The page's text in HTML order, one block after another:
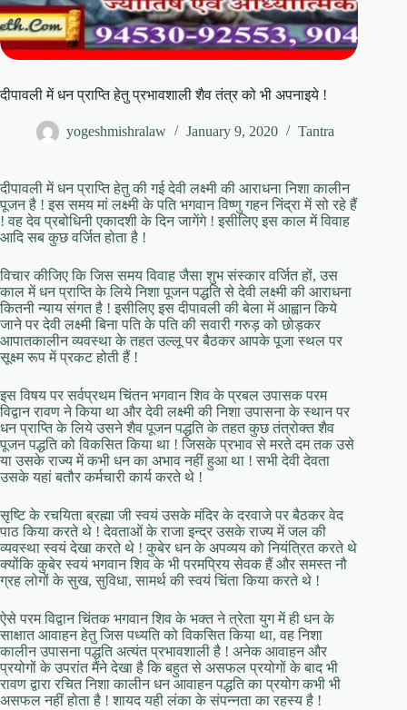
दीपावली में धन प्राप्ति हेतु प्रभावशाली शैव तंत्र को भी अपनाइये !
yogeshmishralaw January 9, 2020 Tantra
दीपावली में धन प्राप्ति हेतु की गई देवी लक्ष्मी की आराधना निशा कालीन
पूजन है ! इस समय मां लक्ष्मी के पति भगवान विष्णु गहन निंद्रा में सो रहे हैं
! वह देव प्रबोधिनी एकादशी के दिन जागेंगे ! इसीलिए इस काल में विवाह
आदि सब कुछ वर्जित होता है !
विचार कीजिए कि जिस समय विवाह जैसा शुभ संस्कार वर्जित हों, उस
काल में धन प्राप्ति के लिये निशा पूजन पद्धति से देवी लक्ष्मी की आराधना
कितनी न्याय संगत है ! इसीलिए इस दीपावली की बेला में आह्वान किये
जाने पर देवी लक्ष्मी बिना पति के पति की सवारी गरुड़ को छोड़कर
आपातकालीन व्यवस्था के तहत उल्लू पर बैठकर आपके पूजा स्थल पर
सूक्ष्म रूप में प्रकट होती हैं !
इस विषय पर सर्वप्रथम चिंतन भगवान शिव के प्रबल उपासक परम
विद्वान रावण ने किया था और देवी लक्ष्मी की निशा उपासना के स्थान पर
धन प्राप्ति के लिये उसने शैव पूजन पद्धति के तहत कुछ तंत्रोक्त शैव
पूजन पद्धति को विकसित किया था ! जिसके प्रभाव से मरते दम तक उसे
या उसके राज्य में कभी धन का अभाव नहीं हुआ था ! सभी देवी देवता
उसके यहां बतौर कर्मचारी कार्य करते थे !
सृष्टि के रचयिता ब्रह्मा जी स्वयं उसके मंदिर के दरवाजे पर बैठकर वेद
पाठ किया करते थे ! देवताओं के राजा इन्द्र उसके राज्य में जल की
व्यवस्था स्वयं देखा करते थे ! कुबेर धन के अपव्यय को नियंत्रित करते थे
क्योंकि कुबेर स्वयं भगवान शिव के भी परमप्रिय सेवक हैं और समस्त नौ
ग्रह लोगों के सुख, सुविधा, सामर्थ की स्वयं चिंता किया करते थे !
ऐसे परम विद्वान चिंतक भगवान शिव के भक्त ने त्रेता युग में ही धन के
साक्षात आवाहन हेतु जिस पध्यति को विकसित किया था, वह निशा
कालीन उपासना पद्धति अत्यंत प्रभावशाली है ! अनेक आवाहन और
प्रयोगों के उपरांत मैंने देखा है कि बहुत से असफल प्रयोगों के बाद भी
रावण द्वारा रचित निशा कालीन धन आवाहन पद्धति का प्रयोग कभी भी
असफल नहीं होता है ! शायद यही लंका के संपन्नता का रहस्य है !